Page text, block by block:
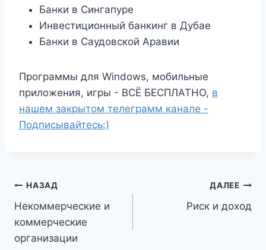
Банки в Сингапуре
Инвестиционный банкинг в Дубае
Банки в Саудовской Аравии
Программы для Windows, мобильные
приложения, игры - ВСЁ БЕСПЛАТНО, в
нашем закрытом телеграмм канале -
Подписывайтесь:)
Навигация
по
записям
НАЗАД
Некоммерческие и
коммерческие
организации
ДАЛЕЕ
Риск и доход